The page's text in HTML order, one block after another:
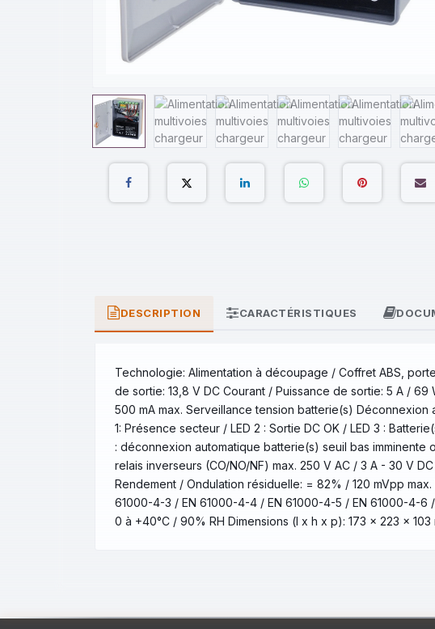
DESCRIPTION CARACTÉRISTIQUES
Technologie: Alimentation à découpage / Coffret ABS,
de sortie: 13,8 V DC Courant / Puissance de sortie: 5 A /
500 mA max. Serveillance tension batterie(s) Déconnexion
1: Présence secteur / LED 2 : Sortie DC OK / LED 3 :
: déconnexion automatique batterie(s) seuil bas imminente
relais inverseurs (CO/NO/NF) max. 250 V AC / 3 A - 30 V
Rendement / Ondulation résiduelle: = 82% / 120 mVpp
61000-4-3 / EN 61000-4-4 / EN 61000-4-5 / EN 61000-4-6
0 à +40°C / 90% RH Dimensions (l x h x p): 173 x 223 x 103